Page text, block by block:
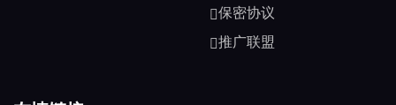
保密协议
推广联盟